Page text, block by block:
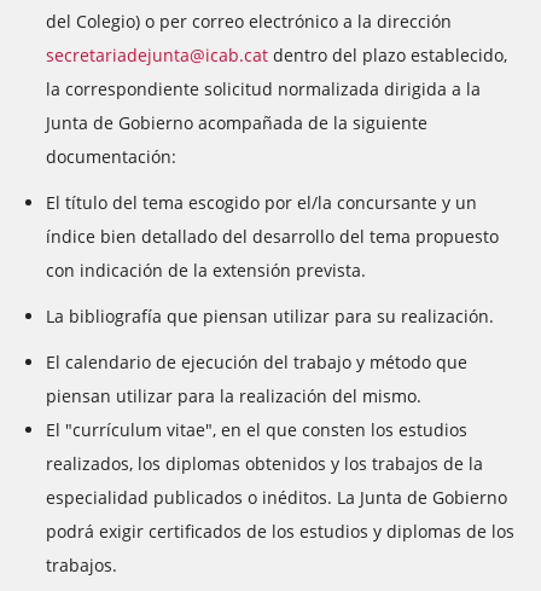
del Colegio) o per correo electrónico a la dirección
secretariadejunta@icab.cat dentro del plazo establecido,
la correspondiente solicitud normalizada dirigida a la
Junta de Gobierno acompañada de la siguiente
documentación:
El título del tema escogido por el/la concursante y un
índice bien detallado del desarrollo del tema propuesto
con indicación de la extensión prevista.
La bibliografía que piensan utilizar para su realización.
El calendario de ejecución del trabajo y método que
piensan utilizar para la realización del mismo.
El "currículum vitae", en el que consten los estudios
realizados, los diplomas obtenidos y los trabajos de la
especialidad publicados o inéditos. La Junta de Gobierno
podrá exigir certificados de los estudios y diplomas de los
trabajos.